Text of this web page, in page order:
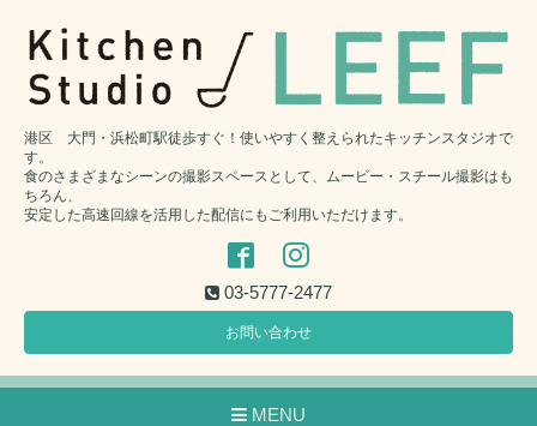
港区 大門・浜松町駅徒歩すぐ！使いやすく整えられたキッチンスタジオで
す。
食のさまざまなシーンの撮影スペースとして、ムービー・スチール撮影はも
ちろん、
安定した高速回線を活用した配信にもご利用いただけます。
03-5777-2477
お問い合わせ
MENU